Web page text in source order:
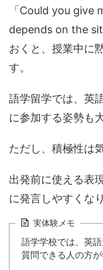
「Could you give
depends on the
おくと、授業中に
す。
語学留学では、英
に参加する姿勢も
ただし、積極性は
出発前に使える表
に発言しやすくな
実体験メモ
語学学校では、英
質問できる人の方